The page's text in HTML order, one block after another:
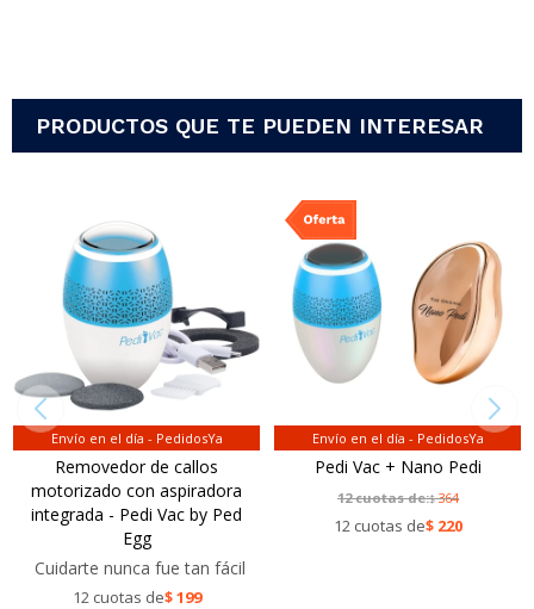
PRODUCTOS QUE TE PUEDEN INTERESAR
Envío en el día - PedidosYa
Removedor de callos
motorizado con aspiradora
integrada - Pedi Vac by Ped
Egg
Cuidarte nunca fue tan fácil
12 cuotas de$199
Envío en el día - PedidosYa
Pedi Vac + Nano Pedi
12 cuotas de:$364
12 cuotas de$ 220